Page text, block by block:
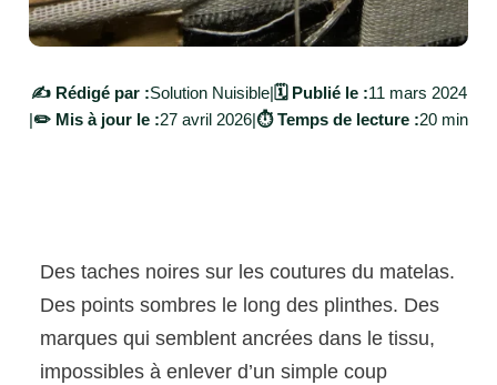
✍️ Rédigé par :Solution Nuisible|🗓️ Publié le :11 mars 2024
|✏️ Mis à jour le :27 avril 2026|⏱️ Temps de lecture :20 min
Des taches noires sur les coutures du matelas.
Des points sombres le long des plinthes. Des
marques qui semblent ancrées dans le tissu,
impossibles à enlever d’un simple coup